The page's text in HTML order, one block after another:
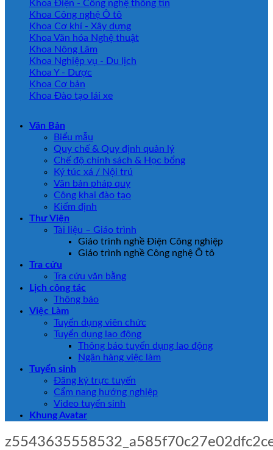
Khoa Điện - Công nghệ thông tin
Khoa Công nghệ Ô tô
Khoa Cơ khí - Xây dựng
Khoa Văn hóa Nghệ thuật
Khoa Nông Lâm
Khoa Nghiệp vụ - Du lịch
Khoa Y - Dược
Khoa Cơ bản
Khoa Đào tạo lái xe
Văn Bản
Biểu mẫu
Quy chế & Quy định quản lý
Chế độ chính sách & Học bổng
Ký túc xá / Nội trú
Văn bản pháp quy
Công khai đào tạo
Kiểm định
Thư Viện
Tài liệu – Giáo trình
Giáo trình nghề Điện Công nghiệp
Giáo trình nghề Công nghệ Ô tô
Tra cứu
Tra cứu văn bằng
Lịch công tác
Thông báo
Việc Làm
Tuyển dụng viên chức
Tuyển dụng lao động
Thông báo tuyển dụng lao động
Ngân hàng việc làm
Tuyển sinh
Đăng ký trực tuyến
Cẩm nang hướng nghiệp
Video tuyển sinh
Khung Avatar